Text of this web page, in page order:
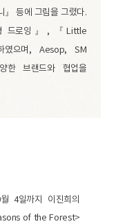
』 등에 그림을 그렸다.
드로잉』, 『Little
으며, Aesop, SM
브랜드와 협업을
4일까지 이진희의
of the Forest>